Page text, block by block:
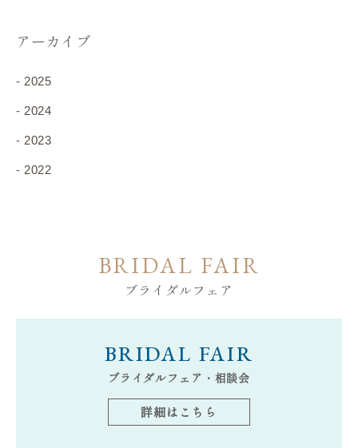
アーカイブ
2025
2024
2023
2022
BRIDAL FAIR
ブライダルフェア
BRIDAL FAIR
ブライダルフェア・相談会
詳細はこちら